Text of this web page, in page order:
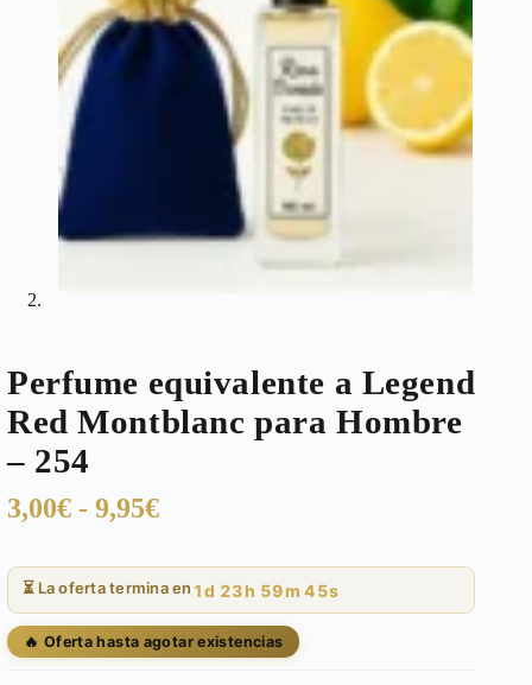
Perfume equivalente a Legend
Red Montblanc para Hombre
– 254
3,00€ - 9,95€Rango
precios:
desde
3,00€
hasta
⏳ La oferta termina en 1d 23h 59m 45s
🔥 Oferta hasta agotar existencias